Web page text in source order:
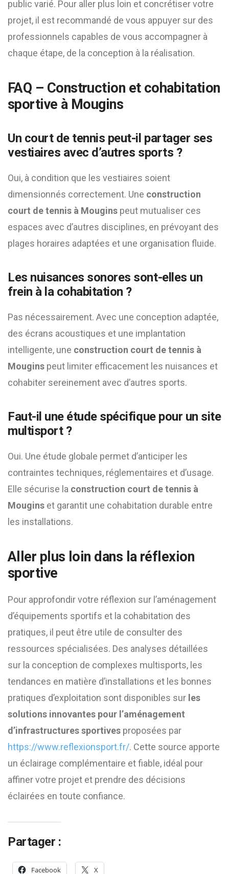
public varié. Pour aller plus loin et concrétiser votre
projet, il est recommandé de vous appuyer sur des
professionnels capables de vous accompagner à
chaque étape, de la conception à la réalisation.
FAQ – Construction et cohabitation
sportive à Mougins
Un court de tennis peut-il partager ses
vestiaires avec d’autres sports ?
Oui, à condition que les vestiaires soient
dimensionnés correctement. Une construction
court de tennis à Mougins peut mutualiser ces
espaces avec d’autres disciplines, en prévoyant des
plages horaires adaptées et une organisation fluide.
Les nuisances sonores sont-elles un
frein à la cohabitation ?
Pas nécessairement. Avec une conception adaptée,
des écrans acoustiques et une implantation
intelligente, une construction court de tennis à
Mougins peut limiter efficacement les nuisances et
cohabiter sereinement avec d’autres sports.
Faut-il une étude spécifique pour un site
multisport ?
Oui. Une étude globale permet d’anticiper les
contraintes techniques, réglementaires et d’usage.
Elle sécurise la construction court de tennis à
Mougins et garantit une cohabitation durable entre
les installations.
Aller plus loin dans la réflexion
sportive
Pour approfondir votre réflexion sur l’aménagement
d’équipements sportifs et la cohabitation des
pratiques, il peut être utile de consulter des
ressources spécialisées. Des analyses détaillées
sur la conception de complexes multisports, les
tendances en matière d’installations et les bonnes
pratiques d’exploitation sont disponibles sur les
solutions innovantes pour l’aménagement
d’infrastructures sportives proposées par
https://www.reflexionsport.fr/. Cette source apporte
un éclairage complémentaire et fiable, idéal pour
affiner votre projet et prendre des décisions
éclairées en toute confiance.
Partager :
Facebook X